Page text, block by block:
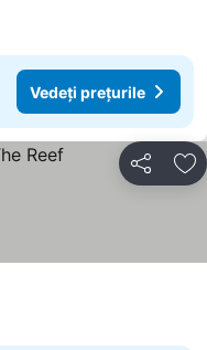
Vedeți prețurile
Distribuiți